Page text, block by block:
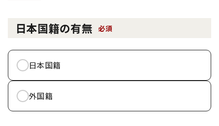
日本国籍の有無 必須
日本国籍
外国籍